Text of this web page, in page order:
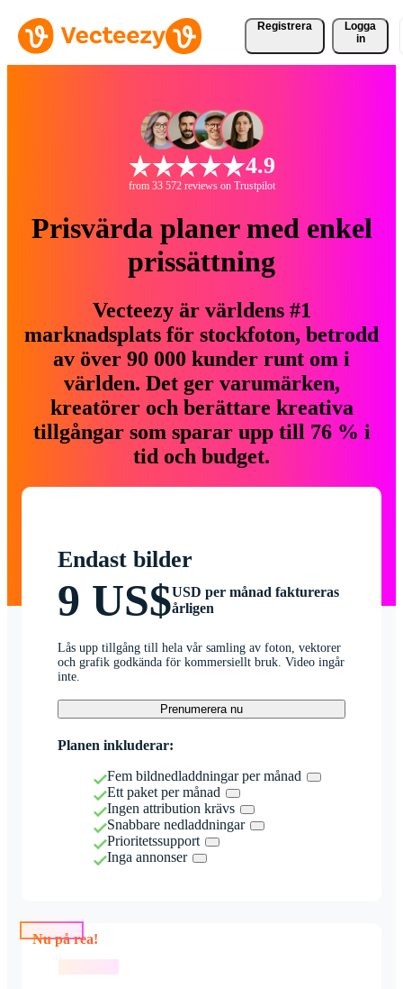
Registrera
Logga
in
4.9
from 33 572 reviews on Trustpilot
Prisvärda planer med enkel
prissättning
Vecteezy är världens #1
marknadsplats för stockfoton, betrodd
av över 90 000 kunder runt om i
världen. Det ger varumärken,
kreatörer och berättare kreativa
tillgångar som sparar upp till 76 % i
tid och budget.
Endast bilder
9 US$USD per månad faktureras
årligen
Lås upp tillgång till hela vår samling av foton, vektorer
och grafik godkända för kommersiellt bruk. Video ingår
inte.
Prenumerera nu
Planen inkluderar:
Fem bildnedladdningar per månad
Ett paket per månad
Ingen attribution krävs
Snabbare nedladdningar
Prioritetssupport
Inga annonser
Nu på rea!